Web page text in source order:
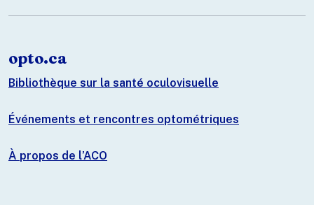
opto.ca
Bibliothèque sur la santé oculovisuelle
Événements et rencontres optométriques
À propos de l’ACO